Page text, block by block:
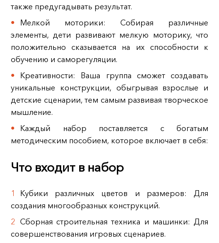
также предугадывать результат.
Мелкой моторики: Собирая различные
элементы, дети развивают мелкую моторику, что
положительно сказывается на их способности к
обучению и саморегуляции.
Креативности: Ваша группа сможет создавать
уникальные конструкции, обыгрывая взрослые и
детские сценарии, тем самым развивая творческое
мышление.
Каждый набор поставляется с богатым
методическим пособием, которое включает в себя:
Что входит в набор
Кубики различных цветов и размеров: Для
создания многообразных конструкций.
Сборная строительная техника и машинки: Для
совершенствования игровых сценариев.